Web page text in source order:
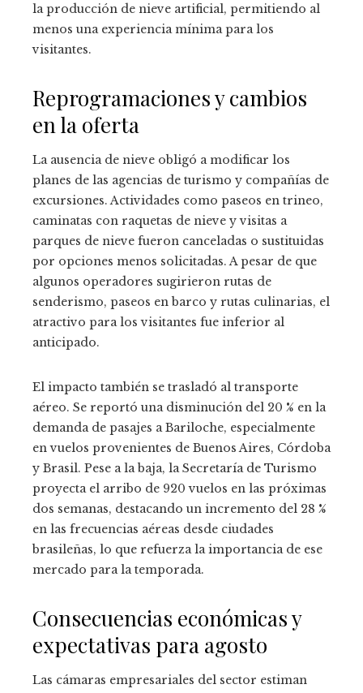
la producción de nieve artificial, permitiendo al
menos una experiencia mínima para los
visitantes.
Reprogramaciones y cambios
en la oferta
La ausencia de nieve obligó a modificar los
planes de las agencias de turismo y compañías de
excursiones. Actividades como paseos en trineo,
caminatas con raquetas de nieve y visitas a
parques de nieve fueron canceladas o sustituidas
por opciones menos solicitadas. A pesar de que
algunos operadores sugirieron rutas de
senderismo, paseos en barco y rutas culinarias, el
atractivo para los visitantes fue inferior al
anticipado.
El impacto también se trasladó al transporte
aéreo. Se reportó una disminución del 20 % en la
demanda de pasajes a Bariloche, especialmente
en vuelos provenientes de Buenos Aires, Córdoba
y Brasil. Pese a la baja, la Secretaría de Turismo
proyecta el arribo de 920 vuelos en las próximas
dos semanas, destacando un incremento del 28 %
en las frecuencias aéreas desde ciudades
brasileñas, lo que refuerza la importancia de ese
mercado para la temporada.
Consecuencias económicas y
expectativas para agosto
Las cámaras empresariales del sector estiman